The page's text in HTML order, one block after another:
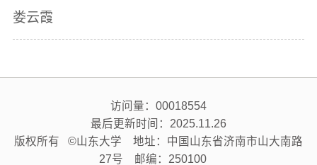
娄云霞
访问量： 00018554
最后更新时间： 2025.11.26
版权所有 ©山东大学 地址：中国山东省济南市山大南路
27号 邮编：250100